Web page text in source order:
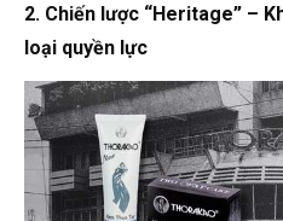
2. Chiến lược “Heritage” –
loại quyền lực